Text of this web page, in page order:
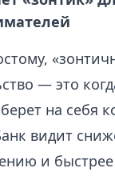
— это
на себя
видит
и